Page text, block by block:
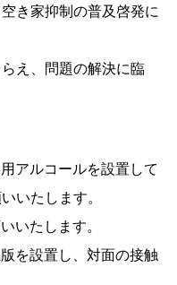
き家抑制の普及啓発に
え、問題の解決に臨
アルコールを設置して
いたします。
たします。
を設置し、対面の接触